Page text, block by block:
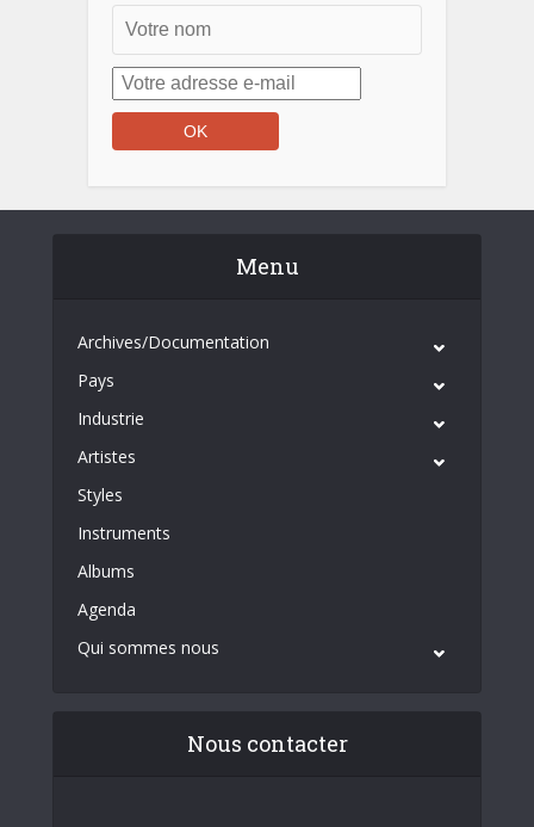
Menu
Archives/Documentation
Pays
Industrie
Artistes
Styles
Instruments
Albums
Agenda
Qui sommes nous
Nous contacter